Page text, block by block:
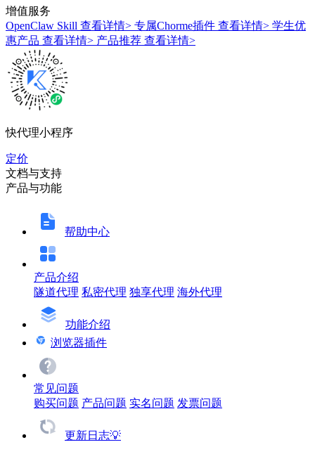
增值服务
OpenClaw Skill 查看详情> 专属Chorme插件 查看详情> 学生优
惠产品 查看详情> 产品推荐 查看详情>
快代理小程序
定价
文档与支持
产品与功能
帮助中心
产品介绍
隧道代理 私密代理 独享代理 海外代理
功能介绍
浏览器插件
常见问题
购买问题 产品问题 实名问题 发票问题
更新日志💡